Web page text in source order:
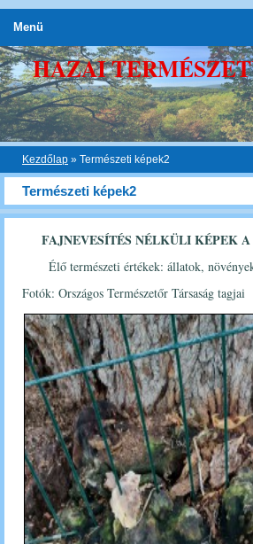
HAZAI
Kezdőlap » Természeti képek2
Természeti képek2
FAJNEVESÍTÉS NÉLKÜLI KÉPEK
Élő természeti értékek: állatok,
Fotók: Országos Természetőr Társaság tagjai
Menü